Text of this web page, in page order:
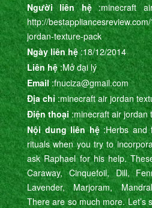
Người liên hệ:minecraft
http://
jordan-texture-pack
Ngày liên hệ:18/12/2014
Liên hệ:Mở đại lý
Email:fnuciza@gmail.com
Địa chỉ:minecraft air jordan
Điện thoại :minecraft air jordan
Nội dung liên hệ:Herbs and
rituals when you try to
ask Raphael for his help.
Caraway, Cinquefoil, Dill,
Lavender, Marjoram,
There are so much more. Let’s